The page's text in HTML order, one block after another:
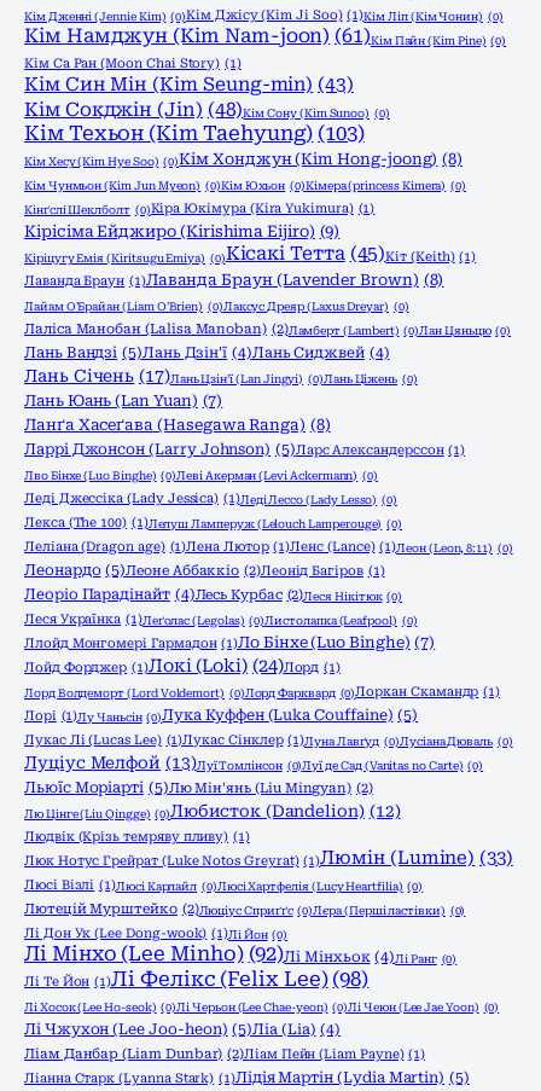
Кім Дженні (Jennie Kim) (0)Кім Джісу (Kim Ji Soo) (1)Кім Ліп (Кім Чонин) (0)
Кім Намджун (Kim Nam-joon) (61)Кім Пайн (Kim Pine) (0)
Кім Са Ран (Moon Chai Story) (1)
Кім Син Мін (Kim Seung-min) (43)
Кім Сокджін (Jin) (48)Кім Сону (Kim Sunoo) (0)
Кім Техьон (Kim Taehyung) (103)
Кім Хесу (Kim Hye Soo) (0)Кім Хонджун (Kim Hong-joong) (8)
Кім Чунмьон (Kim Jun Myeon) (0)Кім Юхьон (0)Кімера (princess Kimera) (0)
Кінґслі Шеклболт (0)Кіра Юкімура (Kira Yukimura) (1)
Кірісіма Ейджиро (Kirishima Eijiro) (9)
Кіріцугу Емія (Kiritsugu Emiya) (0)Кісакі Тетта (45)Кіт (Keith) (1)
Лаванда Браун (1)Лаванда Браун (Lavender Brown) (8)
Лайам О'Брайан (Liam O'Brien) (0)Лаксус Дреяр (Laxus Dreyar) (0)
Лаліса Манобан (Lalisa Manoban) (2)Ламберт (Lambert) (0)Лан Цяньцю (0)
Лань Вандзі (5)Лань Дзін'ї (4)Лань Сиджвей (4)
Лань Січень (17)Лань Цзін'ї (Lan Jingyi) (0)Лань Ціжень (0)
Лань Юань (Lan Yuan) (7)
Ланґа Хасеґава (Hasegawa Ranga) (8)
Ларрі Джонсон (Larry Johnson) (5)Ларс Александерссон (1)
Лво Бінхе (Luo Binghe) (0)Леві Акерман (Levi Ackermann) (0)
Леді Джессіка (Lady Jessica) (1)Леді Лессо (Lady Lesso) (0)
Лекса (The 100) (1)Лелуш Ламперуж (Lelouch Lamperouge) (0)
Леліана (Dragon age) (1)Лена Лютор (1)Ленс (Lance) (1)Леон (Leon, 8:11) (0)
Леонардо (5)Леоне Аббаккіо (2)Леонід Багіров (1)
Леоріо Парадінайт (4)Лесь Курбас (2)Леся Нікітюк (0)
Леся Українка (1)Леґолас (Legolas) (0)Листолапка (Leafpool) (0)
Ллойд Монгомері Гармадон (1)Ло Бінхе (Luo Binghe) (7)
Лойд Форджер (1)Локі (Loki) (24)Лорд (1)
Лорд Волдеморт (Lord Voldemort) (0)Лорд Фарквард (0)Лоркан Скамандр (1)
Лорі (1)Лу Чаньсін (0)Лука Куффен (Luka Couffaine) (5)
Лукас Лі (Lucas Lee) (1)Лукас Сінклер (1)Луна Лавґуд (0)Лусіана Дюваль (0)
Луціус Мелфой (13)Луї Томлінсон (0)Луї де Сад (Vanitas no Carte) (0)
Льюїс Моріарті (5)Лю Мін'янь (Liu Mingyan) (2)
Лю Цінге (Liu Qingge) (0)Любисток (Dandelion) (12)
Людвік (Крізь темряву пливу) (1)
Люк Нотус Грейрат (Luke Notos Greyrat) (1)Люмін (Lumine) (33)
Люсі Візлі (1)Люсі Карлайл (0)Люсі Хартфелія (Lucy Heartfilia) (0)
Лютецій Мурштейко (2)Люціус Сприґґс (0)Лєра (Перші ластівки) (0)
Лі Дон Ук (Lee Dong-wook) (1)Лі Йон (0)
Лі Мінхо (Lee Minho) (92)Лі Мінхьок (4)Лі Ранг (0)
Лі Те Йон (1)Лі Фелікс (Felix Lee) (98)
Лі Хосок (Lee Ho-seok) (0)Лі Черьон (Lee Chae-yeon) (0)Лі Чеюн (Lee Jae Yoon) (0)
Лі Чжухон (Lee Joo-heon) (5)Ліа (Lia) (4)
Ліам Данбар (Liam Dunbar) (2)Ліам Пейн (Liam Payne) (1)
Ліанна Старк (Lyanna Stark) (1)Лідія Мартін (Lydia Martin) (5)